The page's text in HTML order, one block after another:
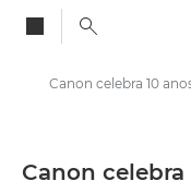
Press Centre
Canon celebra